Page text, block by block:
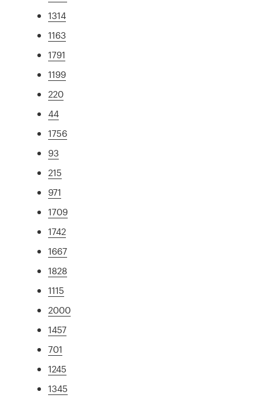
1314
1163
1791
1199
220
44
1756
93
215
971
1709
1742
1667
1828
1115
2000
1457
701
1245
1345